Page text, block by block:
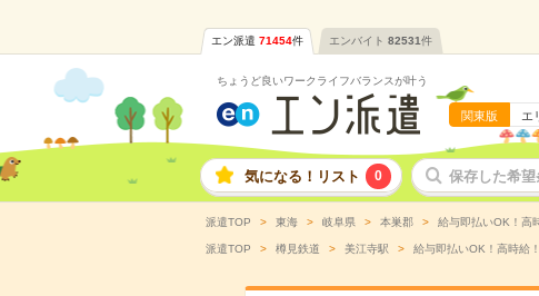
エン派遣 71454件 エンバイト 82531件
ちょうど良いワークライフバランスが叶う
関東版 エ
気になる！リスト 0 保存した希望
派遣TOP 東海 岐阜県 本巣郡 給与即払いOK！高
派遣TOP 樽見鉄道 美江寺駅 給与即払いOK！高時給